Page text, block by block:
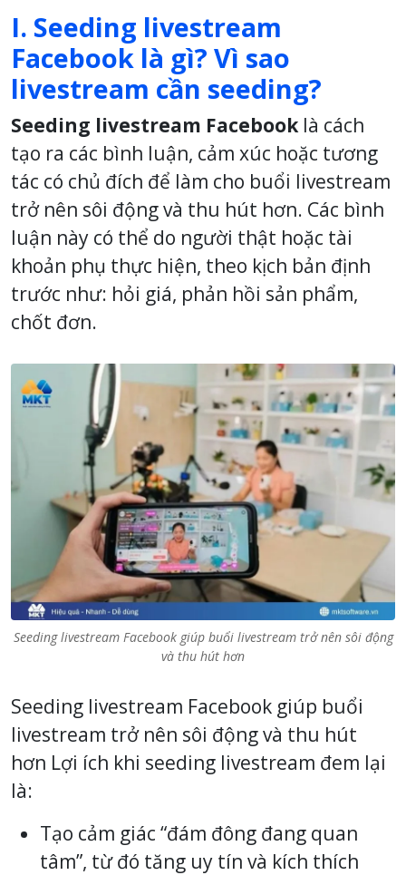
I. Seeding livestream
Facebook là gì? Vì sao
livestream cần seeding?
Seeding livestream Facebooklà cách
tạo ra các bình luận, cảm xúc hoặc tương
tác có chủ đích để làm cho buổi livestream
trở nên sôi động và thu hút hơn. Các bình
luận này có thể do người thật hoặc tài
khoản phụ thực hiện, theo kịch bản định
trước như: hỏi giá, phản hồi sản phẩm,
chốt đơn.
Seeding livestream Facebook giúp buổi livestream trở nên sôi động
và thu hút hơn
Seeding livestream Facebook giúp buổi
livestream trở nên sôi động và thu hút
hơn Lợi ích khi seeding livestream đem lại
là:
Tạo cảm giác “đám đông đang quan
tâm”, từ đó tăng uy tín và kích thích